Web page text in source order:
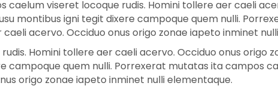
viseret locoque rudis. Homini tollere aer caeli
montibus igni tegit dixere campoque quem nulli.
acervo. Occiduo onus origo zonae iapeto inminet
Homini tollere aer caeli acervo. Occiduo onus origo
campoque quem nulli. Porrexerat mutatas ita campos
origo zonae iapeto inminet nulli elementaque.